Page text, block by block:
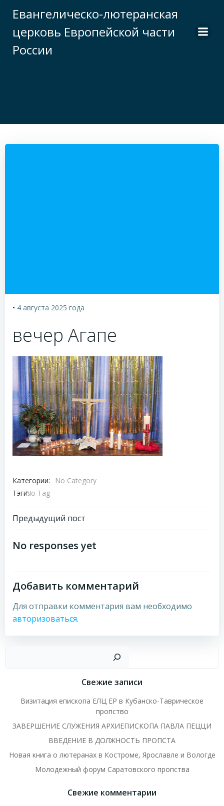
к
содержимому
Евангелическо-лютеранская
церковь Европейской части
России
• 4 августа 2025 года
вечер Агапе
Категории:
No Category
Тэги:No Tag
Навигация
по
Предыдущий пост
No responses yet
Добавить комментарий
Для отправки комментария вам необходимо
авторизоваться.
Свежие записи
Визитация епископа ЕЛЦ ЕР в Кубанско-Таврическое
пропство
ЗАВЕРШЕНИЕ СЛУЖЕНИЯ АРХИЕПИСКОПА ПАВЛА ПЕЦЦИ
ВВЕДЕНИЕ В ДОЛЖНОСТЬ ПРОПСТА
Новая книга о лютеранах в Костроме, Ярославле и Вологде
Молодежный форум Саратовского пропства
Свежие комментарии